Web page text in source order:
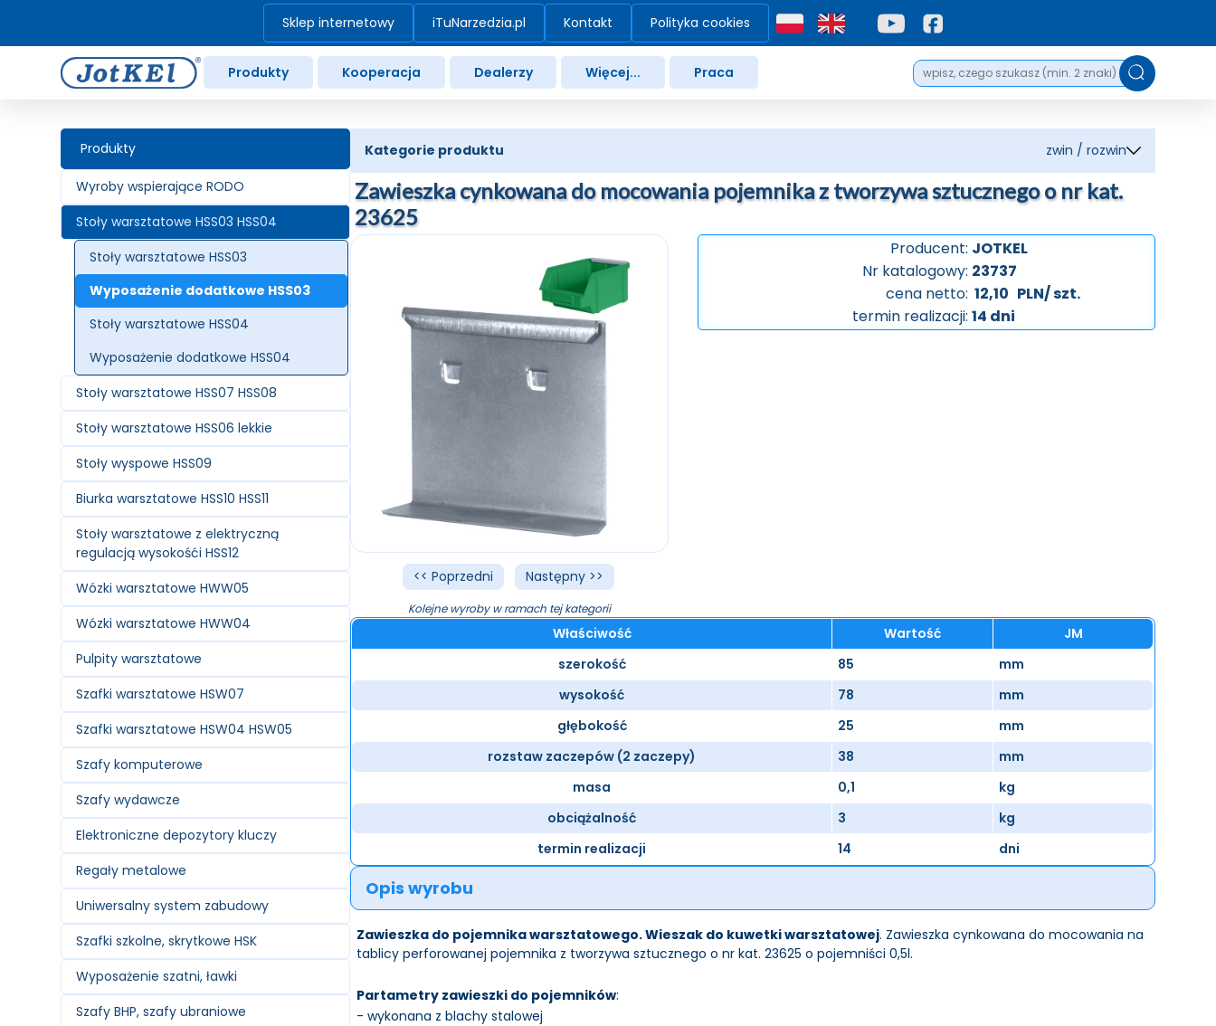
Sklep internetowy iTuNarzedzia.pl Kontakt Polityka cookies
Produkty Kooperacja Dealerzy Więcej... Praca
Produkty
Wyroby wspierające RODO
Stoły warsztatowe HSS03 HSS04
Stoły warsztatowe HSS03
Wyposażenie dodatkowe HSS03
Stoły warsztatowe HSS04
Wyposażenie dodatkowe HSS04
Stoły warsztatowe HSS07 HSS08
Stoły warsztatowe HSS06 lekkie
Stoły wyspowe HSS09
Biurka warsztatowe HSS10 HSS11
Stoły warsztatowe z elektryczną
regulacją wysokośći HSS12
Wózki warsztatowe HWW05
Wózki warsztatowe HWW04
Pulpity warsztatowe
Szafki warsztatowe HSW07
Szafki warsztatowe HSW04 HSW05
Szafy komputerowe
Szafy wydawcze
Elektroniczne depozytory kluczy
Regały metalowe
Uniwersalny system zabudowy
Szafki szkolne, skrytkowe HSK
Wyposażenie szatni, ławki
Szafy BHP, szafy ubraniowe
Kategorie produktu zwin / rozwin
Zawieszka cynkowana do mocowania pojemnika z tworzywa sztucznego o nr kat.
23625
<< Poprzedni Następny >>
Kolejne wyroby w ramach tej kategorii
Producent: JOTKEL
Nr katalogowy: 23737
cena netto: 12,10 PLN/ szt.
termin realizacji: 14 dni
Właściwość Wartość
JM
szerokość
85
mm
wysokość
78
mm
głębokość
25
mm
rozstaw zaczepów (2 zaczepy)
38
mm
masa
0,1
kg
obciążalność
3
kg
termin realizacji
14 dni
Opis wyrobu
Zawieszka do pojemnika warsztatowego. Wieszak do kuwetki warsztatowej. Zawieszka cynkowana do mocowania na
tablicy perforowanej pojemnika z tworzywa sztucznego o nr kat. 23625 o pojemniści 0,5l.
Partametry zawieszki do pojemników:
- wykonana z blachy stalowej